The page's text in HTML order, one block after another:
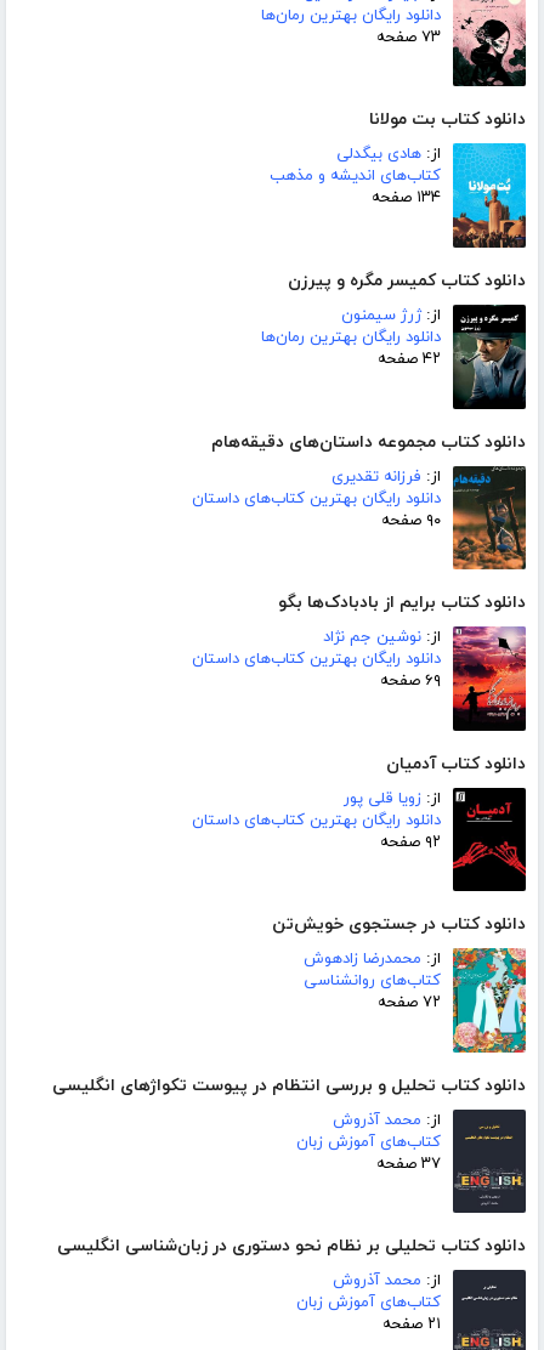
دانلود رایگان بهترین رمان‌ها
۷۳ صفحه
دانلود کتاب بت مولانا
از: هادی بیگدلی
کتاب‌های اندیشه و مذهب
۱۳۴ صفحه
دانلود کتاب کمیسر مگره و پیرزن
از:ژرژ سیمنون
دانلود رایگان بهترین رمان‌ها
۴۲ صفحه
دانلود کتاب مجموعه داستان‌های دقیقه‌هام
از: فرزانه تقدیری
دانلود رایگان بهترین کتاب‌های داستان
۹۰ صفحه
دانلود کتاب برایم از بادبادک‌ها بگو
از: نوشین جم نژاد
دانلود رایگان بهترین کتاب‌های داستان
۶۹ صفحه
دانلود کتاب آدمیان
از: زویا قلی پور
دانلود رایگان بهترین کتاب‌های داستان
۹۲ صفحه
دانلود کتاب در جستجوی خویش‌تن
از: محمدرضا زادهوش
کتاب‌های روانشناسی
۷۲ صفحه
دانلود کتاب تحلیل و بررسی انتظام در پیوست تکواژهای انگلیسی
از: محمد آذروش
کتاب‌های آموزش زبان
۳۷ صفحه
دانلود کتاب تحلیلی بر نظام نحو دستوری در زبان‌شناسی انگلیسی
از: محمد آذروش
کتاب‌های آموزش زبان
۲۱ صفحه